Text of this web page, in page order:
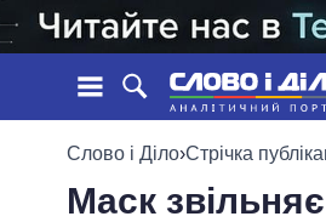
НОВИНИ
СТРІЧКА
ОБIЦЯНКИ
Слово і Діло›Стрічка
Маск звільняє